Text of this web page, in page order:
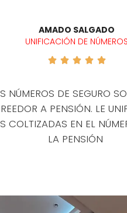
AMADO SALGADO
UNIFICACIÓN DE NÚMEROS
    
NÚMEROS DE SEGURO
A PENSIÓN. LE
COLTIZADAS EN EL
LA PENSIÓN